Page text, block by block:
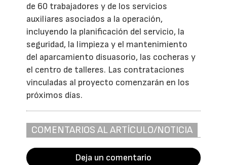
de 60 trabajadores y de los servicios
auxiliares asociados a la operación,
incluyendo la planificación del servicio, la
seguridad, la limpieza y el mantenimiento
del aparcamiento disuasorio, las cocheras y
el centro de talleres. Las contrataciones
vinculadas al proyecto comenzarán en los
próximos días.
COMENTARIOS AL ARTÍCULO/NOTICIA
Deja un comentario